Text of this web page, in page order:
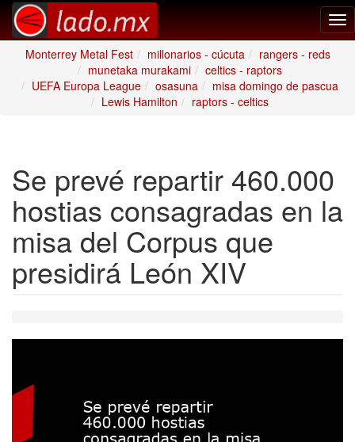
Monterrey Metal Fest
millonarios - cúcuta
rangers - reds
munetaka murakami
celtics - raptors
UEFA Europa League
osasuna
misa domingo de pascua
Lewis Hamilton
raptors - celtics
Se prevé repartir 460.000
hostias consagradas en la
misa del Corpus que
presidirá León XIV